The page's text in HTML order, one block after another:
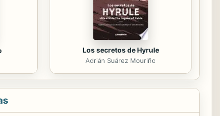
Los secretos de Hyrule
Adrián Suárez Mouriño